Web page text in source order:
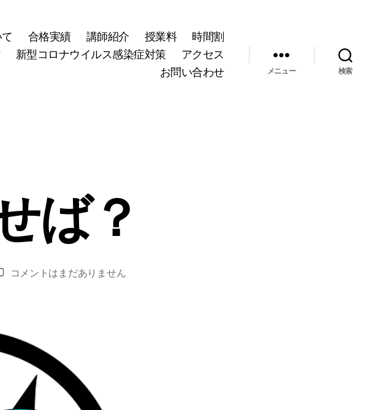
合格実績 講師紹介 授業料
時間割
新型コロナウイルス感染症対策
アクセス
お問い合わせ
メニュー 検索
ば？
大
ば？
へ
コメントはまだありません